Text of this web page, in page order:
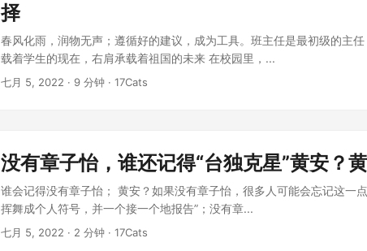
择
春风化雨，润物无声；遵循好的建议，成为工具。班主任是最初级的主
载着学生的现在，右肩承载着祖国的未来 在校园里，...
七月 5, 2022 · 9 分钟 · 17Cats
没有章子怡，谁还记得“台独克星”黄安？
谁会记得没有章子怡； 黄安？如果没有章子怡，很多人可能会忘记这一
挥舞成个人符号，并一个接一个地报告”；没有章...
七月 5, 2022 · 2 分钟 · 17Cats